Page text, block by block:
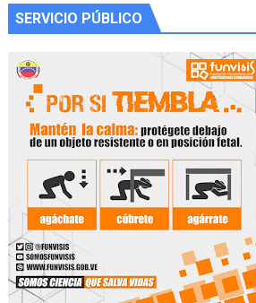
SERVICIO PÚBLICO